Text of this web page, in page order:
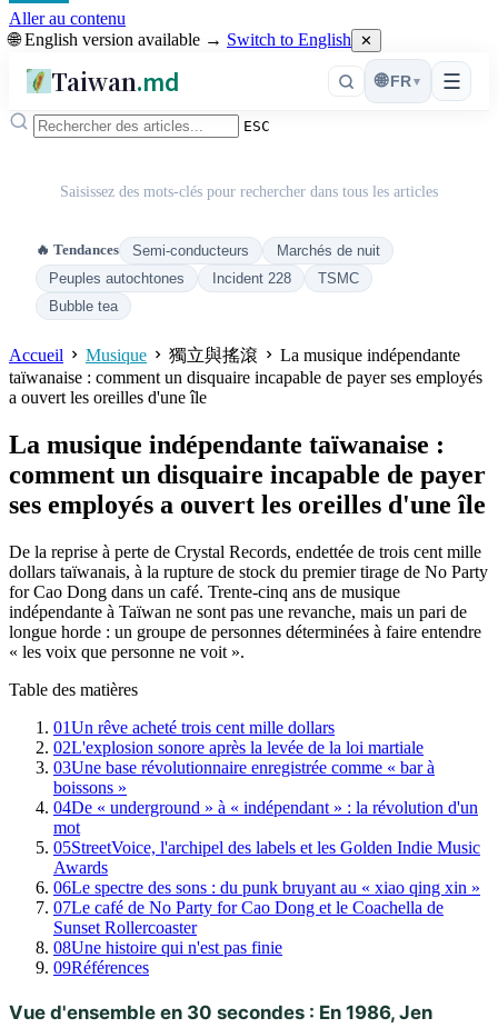
Aller au contenu
🌐 English version available → Switch to English ✕
Taiwan.md ☰
🌐 FR ▾
ESC
Saisissez des mots-clés pour rechercher dans tous les articles
🔥 Tendances Semi-conducteurs
Marchés de nuit
Peuples autochtones
Incident 228
TSMC
Bubble tea
Accueil Musique 獨立與搖滾
La musique indépendante
taïwanaise : comment un disquaire incapable de payer ses employés
a ouvert les oreilles d'une île
La musique indépendante taïwanaise :
comment un disquaire incapable de payer
ses employés a ouvert les oreilles d'une île
De la reprise à perte de Crystal Records, endettée de trois cent mille
dollars taïwanais, à la rupture de stock du premier tirage de No Party
for Cao Dong dans un café. Trente-cinq ans de musique
indépendante à Taïwan ne sont pas une revanche, mais un pari de
longue horde : un groupe de personnes déterminées à faire entendre
« les voix que personne ne voit ».
Table des matières
01Un rêve acheté trois cent mille dollars
02L'explosion sonore après la levée de la loi martiale
03Une base révolutionnaire enregistrée comme « bar à
boissons »
04De « underground » à « indépendant » : la révolution d'un
mot
05StreetVoice, l'archipel des labels et les Golden Indie Music
Awards
06Le spectre des sons : du punk bruyant au « xiao qing xin »
07Le café de No Party for Cao Dong et le Coachella de
Sunset Rollercoaster
08Une histoire qui n'est pas finie
09Références
Vue d'ensemble en 30 secondes : En 1986, Jen